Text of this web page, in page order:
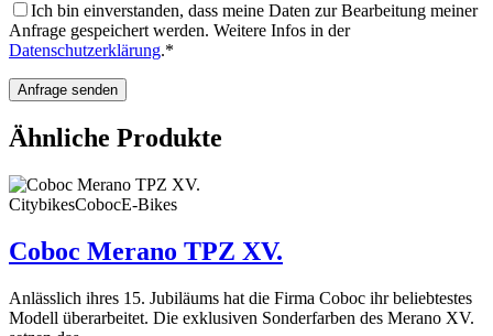
Ich bin einverstanden, dass meine Daten zur Bearbeitung meiner
Anfrage gespeichert werden. Weitere Infos in der
Datenschutzerklärung.*
Ähnliche Produkte
CitybikesCobocE-Bikes
Coboc Merano TPZ XV.
Anlässlich ihres 15. Jubiläums hat die Firma Coboc ihr beliebtestes
Modell überarbeitet. Die exklusiven Sonderfarben des Merano XV.